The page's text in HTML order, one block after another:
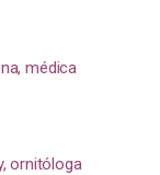
médica
ornitóloga